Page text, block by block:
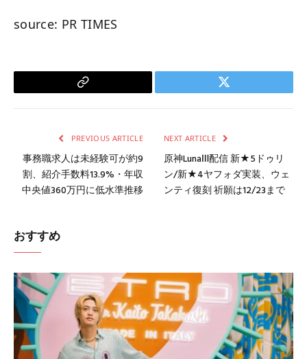
source: PR TIMES
Copy
Twitter
PREVIOUS ARTICLE
事務職求人は未経験可が約9
割、紹介手数料13.9%・年収
中央値360万円に低水準推移
NEXT ARTICLE
原神LunaⅢ配信 新★5ドゥリ
ン/新★4ヤフォダ実装、ウェ
ンティ復刻 祈願は12/23まで
おすすめ